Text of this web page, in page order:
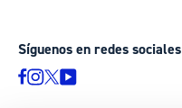
Síguenos en redes sociales